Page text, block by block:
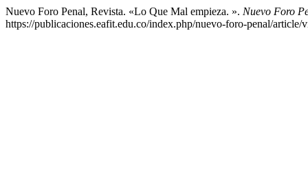
Nuevo Foro Penal, Revista. «Lo Que Mal empieza. ». Nuevo Foro
https://publicaciones.eafit.edu.co/index.php/nuevo-foro-penal/article/